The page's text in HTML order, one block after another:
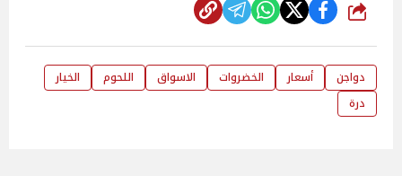
شارك
دواجن أسعار الخضروات الاسواق اللحوم
الخيار
درة